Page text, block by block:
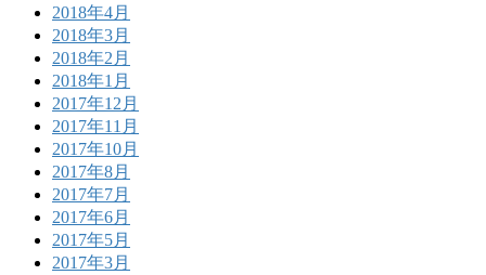
2018年4月
2018年3月
2018年2月
2018年1月
2017年12月
2017年11月
2017年10月
2017年8月
2017年7月
2017年6月
2017年5月
2017年3月